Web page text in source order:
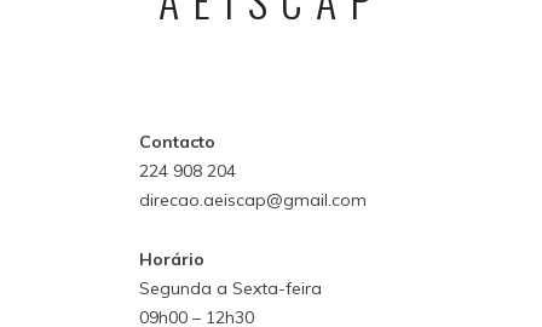
Contacto
224 908 204
direcao.aeiscap@gmail.com
Horário
Segunda a Sexta-feira
09h00 – 12h30